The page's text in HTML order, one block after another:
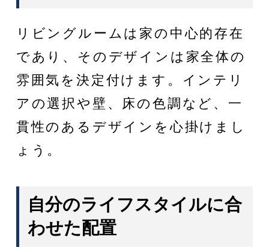
リビングルームは家の中心的存在
であり、そのデザインは家全体の
雰囲気を決定付けます。インテリ
アの選択や壁、床の色調など、一
貫性のあるデザインを心掛けまし
ょう。
自分のライフスタイルに合
わせた配置